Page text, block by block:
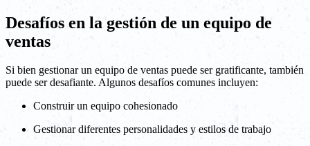
Desafíos en la gestión de un equipo de
ventas
Si bien gestionar un equipo de ventas puede ser gratificante, también
puede ser desafiante. Algunos desafíos comunes incluyen:
Construir un equipo cohesionado
Gestionar diferentes personalidades y estilos de trabajo